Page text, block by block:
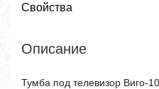
Свойства
Описание
Тумба под телевизор Виго-